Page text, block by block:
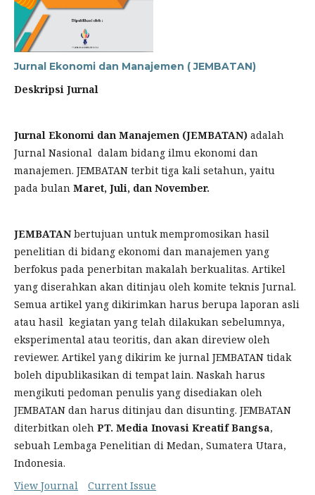
Jurnal Ekonomi dan Manajemen ( JEMBATAN)
Deskripsi Jurnal
Jurnal Ekonomi dan Manajemen (JEMBATAN) adalah
Jurnal Nasional dalam bidang ilmu ekonomi dan
manajemen. JEMBATAN terbit tiga kali setahun, yaitu
pada bulan Maret, Juli, dan November.
JEMBATANbertujuan untuk mempromosikan hasil
penelitian di bidang ekonomi dan manajemen yang
berfokus pada penerbitan makalah berkualitas. Artikel
yang diserahkan akan ditinjau oleh komite teknis Jurnal.
Semua artikel yang dikirimkan harus berupa laporan asli
atau hasil kegiatan yang telah dilakukan sebelumnya,
eksperimental atau teoritis, dan akan direview oleh
reviewer. Artikel yang dikirim ke jurnal JEMBATAN tidak
boleh dipublikasikan di tempat lain. Naskah harus
mengikuti pedoman penulis yang disediakan oleh
JEMBATAN dan harus ditinjau dan disunting. JEMBATAN
diterbitkan oleh PT. Media Inovasi Kreatif Bangsa,
sebuah Lembaga Penelitian di Medan, Sumatera Utara,
Indonesia.
View Journal
Current Issue